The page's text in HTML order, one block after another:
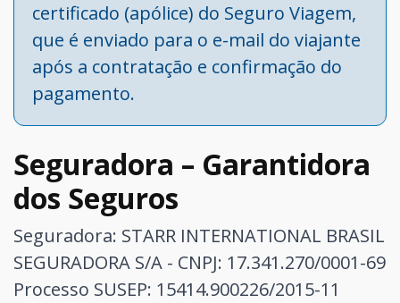
certificado (apólice) do Seguro Viagem,
que é enviado para o e-mail do viajante
após a contratação e confirmação do
pagamento.
Seguradora – Garantidora
dos Seguros
Seguradora: STARR INTERNATIONAL BRASIL
SEGURADORA S/A - CNPJ: 17.341.270/0001-69
Processo SUSEP: 15414.900226/2015-11